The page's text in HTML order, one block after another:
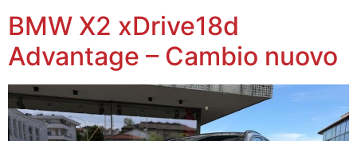
BMW X2 xDrive18d
Advantage – Cambio nuovo